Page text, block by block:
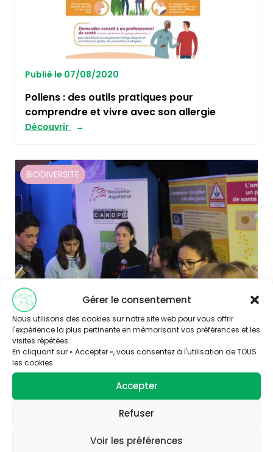
Gérer le consentement
Nous utilisons des cookies sur notre site web pour vous offrir
l'expérience la plus pertinente en mémorisant vos préférences et les
visites répétées.
En cliquant sur « Accepter », vous consentez à l'utilisation de TOUS
les cookies.
Accepter
Refuser
Voir les préférences
Publié le 07/08/2020
Pollens : des outils pratiques pour
comprendre et vivre avec son allergie
Découvrir
BIODIVERSITE
Publié le 06/09/2019
Vidéo : Un jeu d’évasion pour échapper aux
pollens
Découvrir